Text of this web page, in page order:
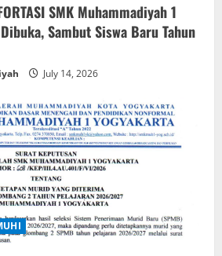
SMK Muhammadiyah 1
Sambut Siswa Baru Tahun
July 14, 2026